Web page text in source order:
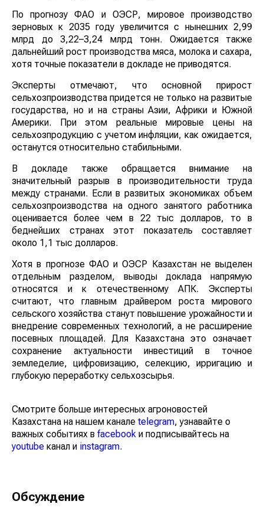
По прогнозу ФАО и ОЭСР, мировое производство
зерновых к 2035 году увеличится с нынешних 2,99
млрд до 3,22–3,24 млрд тонн. Ожидается также
дальнейший рост производства мяса, молока и
сахара, хотя точные показатели в докладе не
Эксперты отмечают, что основной прирост
сельхозпроизводства придется не только на развитые
государства, но и на страны Азии, Африки и Южной
Америки. При этом реальные мировые цены на
сельхозпродукцию с учетом инфляции, как ожидается,
В докладе также обращается внимание на
значительный разрыв в производительности труда
между странами. Если в развитых экономиках объем
сельхозпроизводства на одного занятого работника
оценивается более чем в 22 тыс долларов, то в
беднейших странах этот показатель составляет около
Хотя в прогнозе ФАО и ОЭСР Казахстан не выделен
отдельным разделом, выводы доклада напрямую
относятся и к отечественному АПК. Эксперты считают,
что главным драйвером роста мирового сельского
хозяйства станут повышение урожайности и
внедрение современных технологий, а не
расширение посевных площадей. Для Казахстана это
означает сохранение актуальности инвестиций в
точное земледелие, цифровизацию, селекцию,
Смотрите больше интересных агроновостей
Казахстана на нашем каналеtelegram, узнавайте о
важных событиях вfacebook